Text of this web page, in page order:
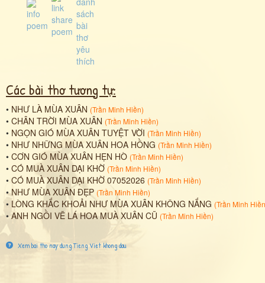
Các bài thơ tương tự:
• NHƯ LÀ MÙA XUÂN (Trần Minh Hiền)
• CHÂN TRỜI MÙA XUÂN (Trần Minh Hiền)
• NGỌN GIÓ MÙA XUÂN TUYỆT VỜI (Trần Minh Hiền)
• NHƯ NHỮNG MÙA XUÂN HOA HỒNG (Trần Minh Hiền)
• CƠN GIÓ MÙA XUÂN HẸN HÒ (Trần Minh Hiền)
• CÓ MUÀ XUÂN DẠI KHỜ (Trần Minh Hiền)
• CÓ MUÀ XUÂN DẠI KHỜ 07052026 (Trần Minh Hiền)
•NHƯ MÙA XUÂN ĐẸP (Trần Minh Hiền)
• LÒNG KHẮC KHOẢI NHƯ MÙA XUÂN KHÔNG NẮNG (Trần Minh Hiền
•ANH NGỒI VẼ LÁ HOA MUÀ XUÂN CŨ (Trần Minh Hiền)
Xem bai tho nay dung Tieng Viet khong dau